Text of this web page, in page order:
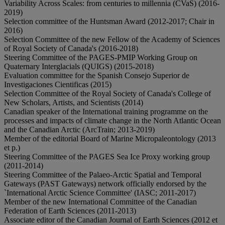
Variability Across Scales: from centuries to millennia (CVaS) (2016-
2019)
Selection committee of the Huntsman Award (2012-2017; Chair in
2016)
Selection Committee of the new Fellow of the Academy of Sciences
of Royal Society of Canada's (2016-2018)
Steering Committee of the PAGES-PMIP Working Group on
Quaternary Interglacials (QUIGS) (2015-2018)
Evaluation committee for the Spanish Consejo Superior de
Investigaciones Cientificas (2015)
Selection Committee of the Royal Society of Canada's College of
New Scholars, Artists, and Scientists (2014)
Canadian speaker of the International training programme on the
processes and impacts of climate change in the North Atlantic Ocean
and the Canadian Arctic (ArcTrain; 2013-2019)
Member of the editorial Board of Marine Micropaleontology (2013
et p.)
Steering Committee of the PAGES Sea Ice Proxy working group
(2011-2014)
Steering Committee of the Palaeo-Arctic Spatial and Temporal
Gateways (PAST Gateways) network officially endorsed by the
`International Arctic Science Committee' (IASC; 2011-2017)
Member of the new International Committee of the Canadian
Federation of Earth Sciences (2011-2013)
Associate editor of the Canadian Journal of Earth Sciences (2012 et